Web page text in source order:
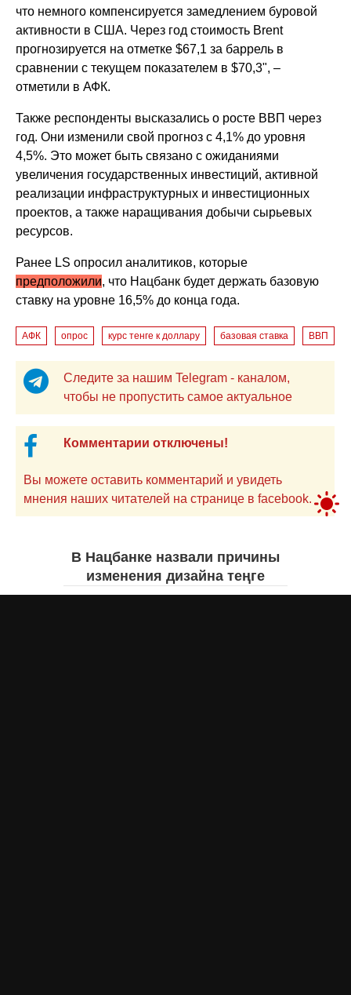
что немного компенсируется замедлением буровой
активности в США. Через год стоимость Brent
прогнозируется на отметке $67,1 за баррель в
сравнении с текущем показателем в $70,3", –
отметили в АФК.
Также респонденты высказались о росте ВВП через
год. Они изменили свой прогноз с 4,1% до уровня
4,5%. Это может быть связано с ожиданиями
увеличения государственных инвестиций, активной
реализации инфраструктурных и инвестиционных
проектов, а также наращивания добычи сырьевых
ресурсов.
Ранее LS опросил аналитиков, которые
предположили, что Нацбанк будет держать базовую
ставку на уровне 16,5% до конца года.
АФК опрос курс тенге к доллару базовая ставка ВВП
Следите за нашим Telegram - каналом,
чтобы не пропустить самое актуальное
Комментарии отключены!
Вы можете оставить комментарий и увидеть
мнения наших читателей на странице в facebook.
В Нацбанке назвали причины
изменения дизайна теңге